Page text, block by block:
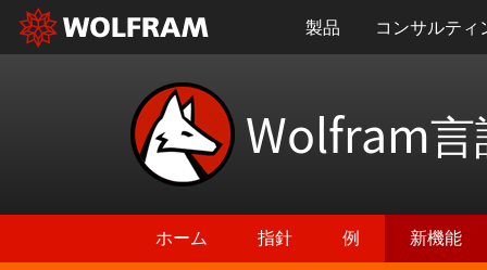
製品 コンサルティ
Wolfram言
ホーム 指針 例 新機能